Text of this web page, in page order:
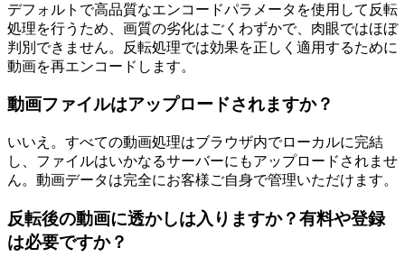
デフォルトで高品質なエンコードパラメータを使用して反転
処理を行うため、画質の劣化はごくわずかで、肉眼ではほぼ
判別できません。反転処理では効果を正しく適用するために
動画を再エンコードします。
動画ファイルはアップロードされますか？
いいえ。すべての動画処理はブラウザ内でローカルに完結
し、ファイルはいかなるサーバーにもアップロードされませ
ん。動画データは完全にお客様ご自身で管理いただけます。
反転後の動画に透かしは入りますか？有料や登録
は必要ですか？